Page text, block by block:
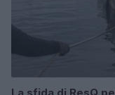
La sfida di ResQ